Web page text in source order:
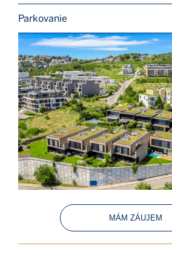
Parkovanie
MÁM ZÁUJEM